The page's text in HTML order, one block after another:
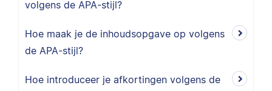
volgens de APA-stijl?
Hoe maak je de inhoudsopgave op volgens
de APA-stijl?
Hoe introduceer je afkortingen volgens de